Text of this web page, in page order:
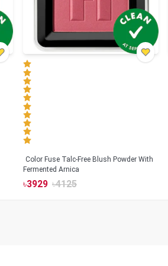
Color Fuse Talc-Free Blush Powder With
Fermented Arnica
৳3929 ৳4125